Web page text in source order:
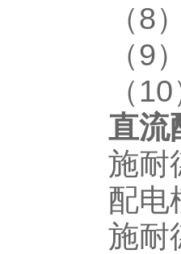
（8
（9
（
直流
施耐
配电
施耐